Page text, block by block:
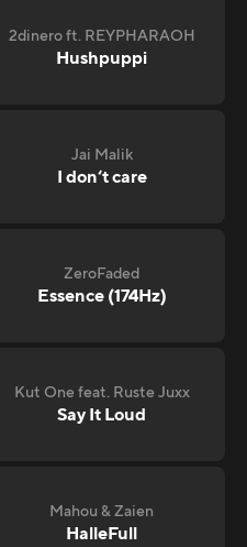
2dinero ft. REYPHARAOH
Hushpuppi
Jai Malik
I don‘t care
ZeroFaded
Essence (174Hz)
Kut One feat. Ruste Juxx
Say It Loud
Mahou & Zaien
HalleFull